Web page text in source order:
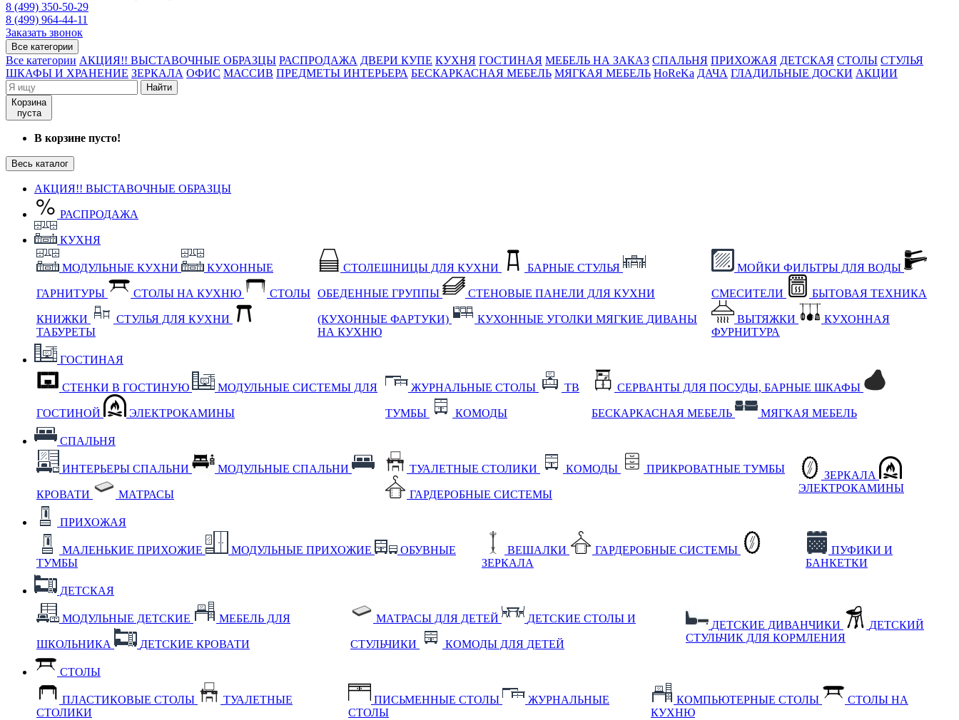
8 (499) 350-50-29
8 (499) 964-44-11
Заказать звонок
Все категории
Все категории АКЦИЯ!! ВЫСТАВОЧНЫЕ ОБРАЗЦЫ РАСПРОДАЖА ДВЕРИ КУПЕ КУХНЯ ГОСТИНАЯ МЕБЕЛЬ НА ЗАКАЗ СПАЛЬНЯ ПРИХОЖАЯ ДЕТСКАЯ СТОЛЫ СТУЛЬЯ
ШКАФЫ И ХРАНЕНИЕ ЗЕРКАЛА ОФИС МАССИВ ПРЕДМЕТЫ ИНТЕРЬЕРА БЕСКАРКАСНАЯ МЕБЕЛЬ МЯГКАЯ МЕБЕЛЬ HoReKa ДАЧА ГЛАДИЛЬНЫЕ ДОСКИ АКЦИИ
Найти
Корзина
пуста
В корзине пусто!
Весь каталог
АКЦИЯ!! ВЫСТАВОЧНЫЕ ОБРАЗЦЫ
РАСПРОДАЖА
КУХНЯ
МОДУЛЬНЫЕ КУХНИ КУХОННЫЕ
ГАРНИТУРЫ СТОЛЫ НА КУХНЮ СТОЛЫ
КНИЖКИ
СТУЛЬЯ ДЛЯ КУХНИ
ТАБУРЕТЫ
СТОЛЕШНИЦЫ ДЛЯ КУХНИ БАРНЫЕ СТУЛЬЯ
ОБЕДЕННЫЕ ГРУППЫ СТЕНОВЫЕ ПАНЕЛИ ДЛЯ КУХНИ
(КУХОННЫЕ ФАРТУКИ) КУХОННЫЕ УГОЛКИ МЯГКИЕ ДИВАНЫ
НА КУХНЮ
МОЙКИ ФИЛЬТРЫ ДЛЯ ВОДЫ
СМЕСИТЕЛИ БЫТОВАЯ ТЕХНИКА
ВЫТЯЖКИ
КУХОННАЯ
ФУРНИТУРА
ГОСТИНАЯ
СТЕНКИ В ГОСТИНУЮ МОДУЛЬНЫЕ СИСТЕМЫ ДЛЯ
ГОСТИНОЙ ЭЛЕКТРОКАМИНЫ
ЖУРНАЛЬНЫЕ СТОЛЫ ТВ
ТУМБЫ КОМОДЫ
СЕРВАНТЫ ДЛЯ ПОСУДЫ, БАРНЫЕ ШКАФЫ
БЕСКАРКАСНАЯ МЕБЕЛЬ МЯГКАЯ МЕБЕЛЬ
СПАЛЬНЯ
ИНТЕРЬЕРЫ СПАЛЬНИ МОДУЛЬНЫЕ СПАЛЬНИ
КРОВАТИ МАТРАСЫ
ТУАЛЕТНЫЕ СТОЛИКИ КОМОДЫ ПРИКРОВАТНЫЕ ТУМБЫ
ГАРДЕРОБНЫЕ СИСТЕМЫ
ЗЕРКАЛА
ЭЛЕКТРОКАМИНЫ
ПРИХОЖАЯ
МАЛЕНЬКИЕ ПРИХОЖИЕ МОДУЛЬНЫЕ ПРИХОЖИЕ
ОБУВНЫЕ
ТУМБЫ
ВЕШАЛКИ
ГАРДЕРОБНЫЕ СИСТЕМЫ
ЗЕРКАЛА
ПУФИКИ И
БАНКЕТКИ
ДЕТСКАЯ
МОДУЛЬНЫЕ ДЕТСКИЕ МЕБЕЛЬ ДЛЯ
ШКОЛЬНИКА ДЕТСКИЕ КРОВАТИ
МАТРАСЫ ДЛЯ ДЕТЕЙ ДЕТСКИЕ СТОЛЫ И
СТУЛЬЧИКИ КОМОДЫ ДЛЯ ДЕТЕЙ
ДЕТСКИЕ ДИВАНЧИКИ
ДЕТСКИЙ
СТУЛЬЧИК ДЛЯ КОРМЛЕНИЯ
СТОЛЫ
ПЛАСТИКОВЫЕ СТОЛЫ
ТУАЛЕТНЫЕ
СТОЛИКИ
ПИСЬМЕННЫЕ СТОЛЫ
ЖУРНАЛЬНЫЕ
СТОЛЫ
КОМПЬЮТЕРНЫЕ СТОЛЫ
СТОЛЫ НА
КУХНЮ